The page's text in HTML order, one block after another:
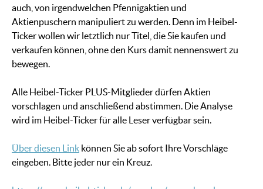
auch, von irgendwelchen Pfennigaktien und
Aktienpuschern manipuliert zu werden. Denn im Heibel-
Ticker wollen wir letztlich nur Titel, die Sie kaufen und
verkaufen können, ohne den Kurs damit nennenswert zu
bewegen.
Alle Heibel-Ticker PLUS-Mitglieder dürfen Aktien
vorschlagen und anschließend abstimmen. Die Analyse
wird im Heibel-Ticker für alle Leser verfügbar sein.
Über diesen Link können Sie ab sofort Ihre Vorschläge
eingeben. Bitte jeder nur ein Kreuz.